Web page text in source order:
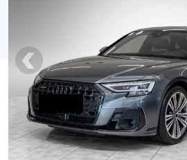
Despre Noi
Contact